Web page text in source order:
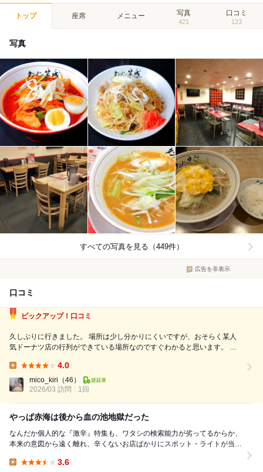
トップ 座席 メニュー 写真
421
口コミ
123
写真
すべての写真を見る（449件）
広告を非表示
口コミ
ピックアップ！口コミ
久しぶりに行きました。 場所は少し分かりにくいですが、おそらく某人
気ドーナツ店の行列ができている場所なのですぐわかると思います。 そ
盛タンメンをいただきましたがお店に入った瞬間からニンニクの香ばしい
かおりがして、味噌ベースで相変...
4.0
mico_kiri （46）
2026/03 訪問
1回
やっぱ赤海は後から血の池地獄だった
なんだか個人的な『激辛』特集も、ワタシの検索能力が劣ってるからか、
本来の意図から遠く離れ、辛くないお店ばかりにスポット・ライトが当た
3.6